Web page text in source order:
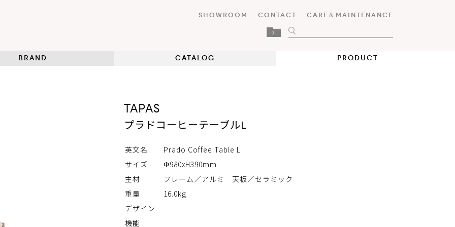
SHOWROOM CONTACT CARE＆MAINTENANCE
0
BRAND CATALOG PRODUCT
TAPAS
プラドコーヒーテーブルL
英文名
Prado Coffee Table L
サイズ
Φ980xH390mm
主材
フレーム／アルミ 天板／セラミック
重量
16.0kg
デザイン
機能